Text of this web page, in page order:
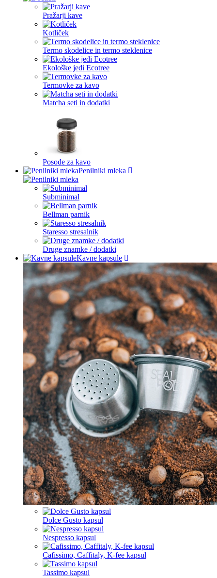
Pražarji kave
Kotliček
Termo skodelice in termo steklenice
Ekološke jedi Ecotree
Termovke za kavo
Matcha seti in dodatki
Posode za kavo
Penilniki mleka
Subminimal
Bellman parnik
Staresso stresalnik
Druge znamke / dodatki
Kavne kapsule
Dolce Gusto kapsul
Nespresso kapsul
Cafissimo, Caffitaly, K-fee kapsul
Tassimo kapsul